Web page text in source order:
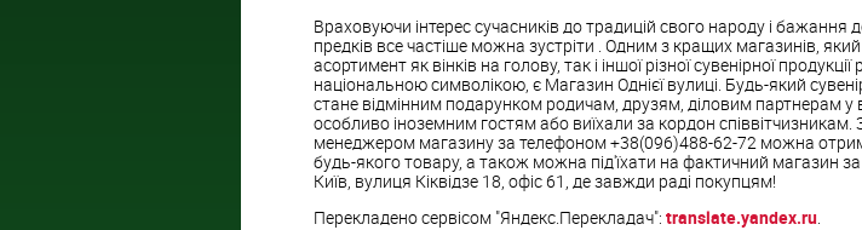
Враховуючи інтерес сучасників до традицій свого народу і бажання
предків все частіше можна зустріти . Одним з кращих магазинів,
асортимент як вінків на голову, так і іншої різної сувенірної
національною символікою, є Магазин Однієї вулиці. Будь-який
стане відмінним подарунком родичам, друзям, діловим партнерам у
особливо іноземним гостям або виїхали за кордон
менеджером магазину за телефоном +38(096)488-62-72 можна
будь-якого товару, а також можна під'їхати на фактичний магазин
Київ, вулиця Кіквідзе 18, офіс 61, де завжди раді покупцям!
Перекладено сервісом "Яндекс.Перекладач": translate.yandex.ru.